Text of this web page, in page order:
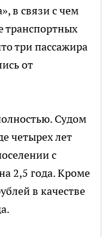
в связи с чем
три пассажира
от
Судом
четырех лет
с
2,5 года. Кроме
в качестве